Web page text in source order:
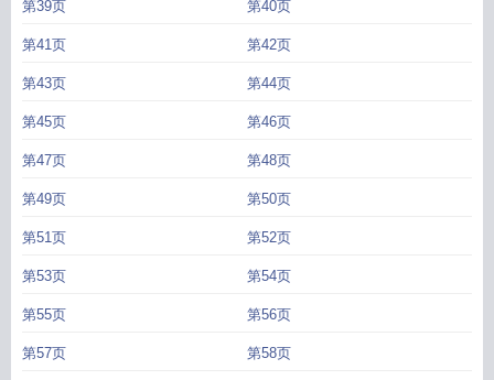
第39页 第40页
第41页 第42页
第43页 第44页
第45页 第46页
第47页 第48页
第49页 第50页
第51页 第52页
第53页 第54页
第55页 第56页
第57页 第58页